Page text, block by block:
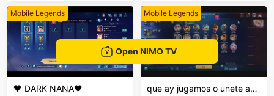
Mobile Legends
🖤 DARK NANA🖤
Mobile Legends
que ay jugamos o unete ami clan
Open NIMO TV